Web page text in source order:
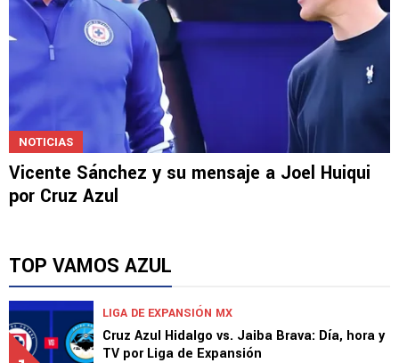
NOTICIAS
Vicente Sánchez y su mensaje a Joel Huiqui
por Cruz Azul
TOP VAMOS AZUL
LIGA DE EXPANSIÓN MX
Cruz Azul Hidalgo vs. Jaiba Brava: Día, hora y
TV por Liga de Expansión